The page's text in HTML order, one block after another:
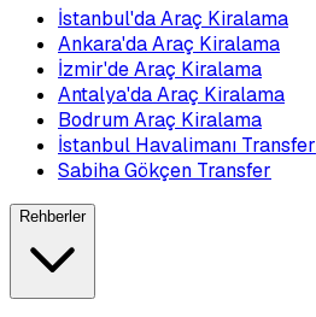
İstanbul'da Araç Kiralama
Ankara'da Araç Kiralama
İzmir'de Araç Kiralama
Antalya'da Araç Kiralama
Bodrum Araç Kiralama
İstanbul Havalimanı Transfer
Sabiha Gökçen Transfer
Rehberler